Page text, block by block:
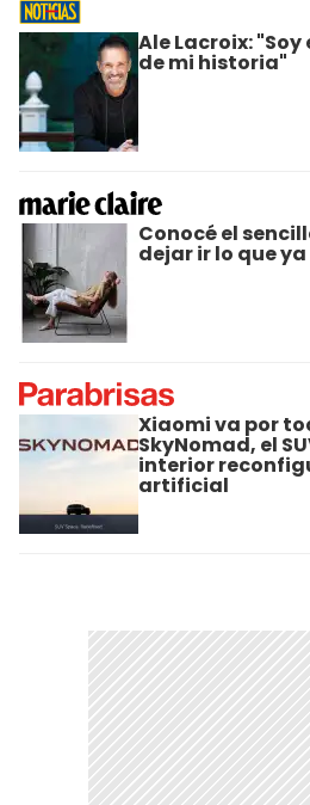
Ale Lacroix:
de mi historia"
Conocé el
dejar ir lo que
Xiaomi va por
SkyNomad, el
interior
artificial